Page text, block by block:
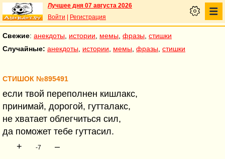
Лучшее дня 07 августа 2026
Войти
Регистрация
Свежие: анекдоты истории мемы фразы стишки
Случайные: анекдоты истории мемы фразы стишки
СТИШОК №895491
если твой переполнен кишлакс,
принимай, дорогой, гутталакс,
не хватает облегчиться сил,
да поможет тебе гуттасил.
+
-7 –